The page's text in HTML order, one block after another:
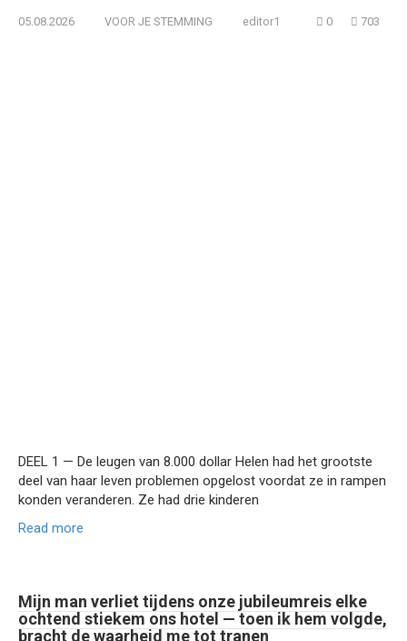
05.08.2026 VOOR JE STEMMING editor1 0 703
DEEL 1 — De leugen van 8.000 dollar Helen had het grootste
deel van haar leven problemen opgelost voordat ze in rampen
konden veranderen. Ze had drie kinderen
Read more
Mijn man verliet tijdens onze jubileumreis elke
ochtend stiekem ons hotel — toen ik hem volgde,
bracht de waarheid me tot tranen